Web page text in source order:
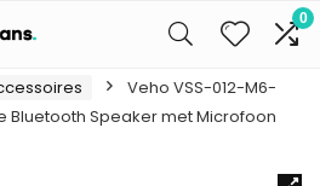
0
Veho VSS-012-M6-
Bluetooth Speaker met Microfoon